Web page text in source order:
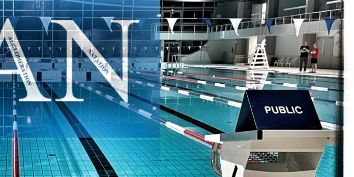
FAN